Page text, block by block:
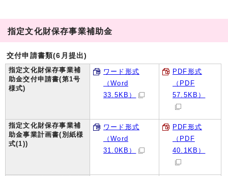
指定文化財保存事業補助金
交付申請書類(6月提出)
指定文化財保存事業補
助金交付申請書(第1号
様式)
ワード形式
（Word
33.5KB）
PDF形式
（PDF
57.5KB）
指定文化財保存事業補
助金事業計画書(別紙様
式(1))
ワード形式
（Word
31.0KB）
PDF形式
（PDF
40.1KB）